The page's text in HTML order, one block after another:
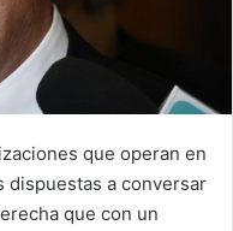
que operan en
dispuestas a conversar
que con un